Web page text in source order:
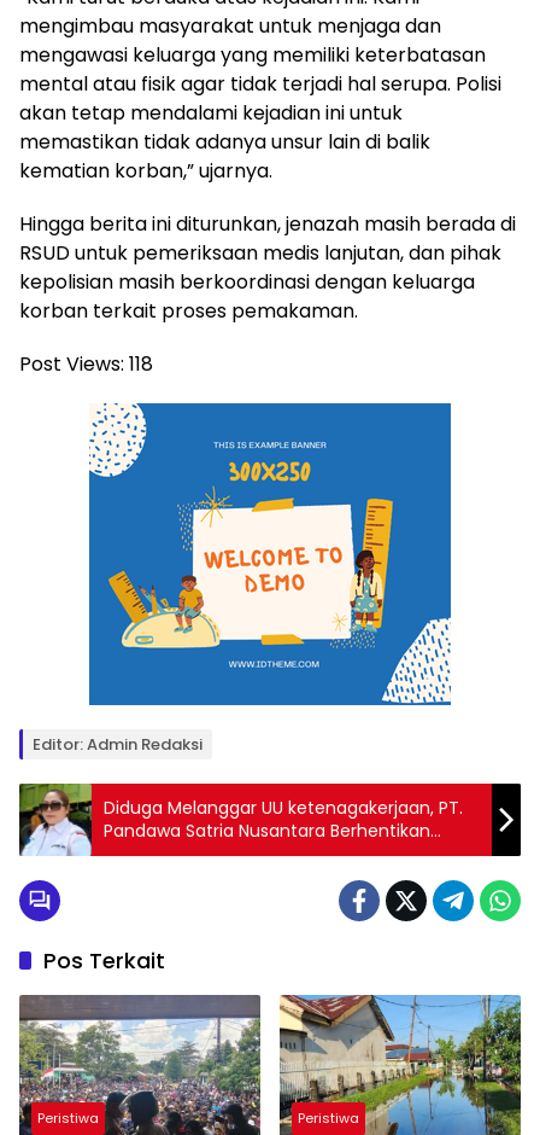
mengimbau masyarakat untuk menjaga dan
mengawasi keluarga yang memiliki keterbatasan
mental atau fisik agar tidak terjadi hal serupa. Polisi
akan tetap mendalami kejadian ini untuk
memastikan tidak adanya unsur lain di balik
kematian korban,” ujarnya.
Hingga berita ini diturunkan, jenazah masih berada di
RSUD untuk pemeriksaan medis lanjutan, dan pihak
kepolisian masih berkoordinasi dengan keluarga
korban terkait proses pemakaman.
Post Views: 118
Editor: Admin Redaksi
Diduga Melanggar UU ketenagakerjaan, PT.
Pandawa Satria Nusantara Berhentikan
Karyawan secara Sepihak, Sri akan Melapor
Pos Terkait
Peristiwa Peristiwa